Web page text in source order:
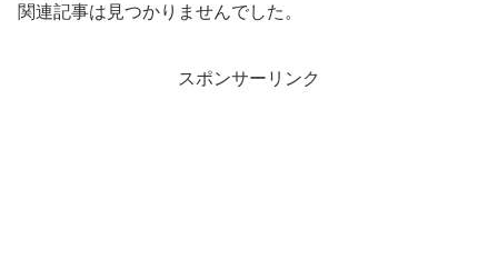
関連記事は見つかりませんでした。
スポンサーリンク